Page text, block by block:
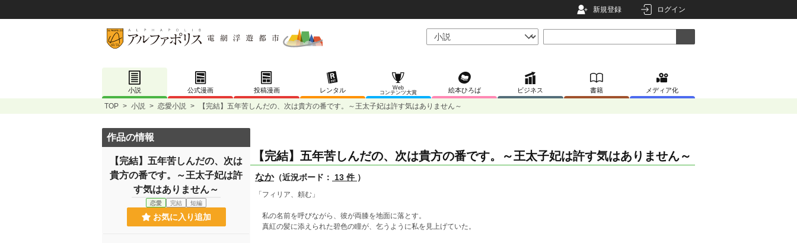
新規登録 ログイン
小説 公式漫画 投稿漫画 レンタル
Web
コンテンツ大賞
絵本ひろば ビジネス 書籍 メディア化
TOP > 小説 > 恋愛小説 > 【完結】五年苦しんだの、次は貴方の番です。～王太子妃は許す気はありません～
【完結】五年苦しんだの、次は貴方の番です。～王太子妃は許す気はありません～
なか（近況ボード： 13 件 ）
「フィリア、頼む」
私の名前を呼びながら、彼が両膝を地面に落とす。
真紅の髪に添えられた碧色の瞳が、乞うように私を見上げていた。
作品の情報
【完結】五年苦しんだの、次は
貴方の番です。～王太子妃は許
す気はありません～
恋愛 完結 短編
お気に入り追加